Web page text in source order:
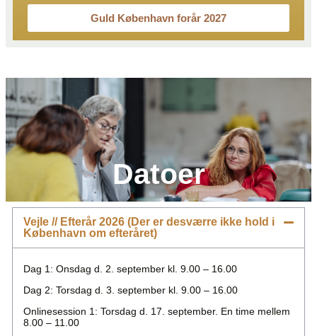
Guld København forår 2027
Datoer
Vejle // Efterår 2026 (Der er desværre ikke hold i
København om efteråret)
Dag 1: Onsdag d. 2. september kl. 9.00 – 16.00
Dag 2: Torsdag d. 3. september kl. 9.00 – 16.00
Onlinesession 1: Torsdag d. 17. september. En time mellem
8.00 – 11.00